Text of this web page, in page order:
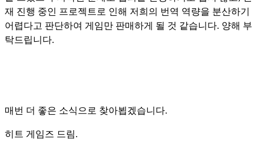
재 진행 중인 프로젝트로 인해 저희의 번역 역량을 분산하기
어렵다고 판단하여 게임만 판매하게 될 것 같습니다. 양해 부
탁드립니다.
매번 더 좋은 소식으로 찾아뵙겠습니다.
히트 게임즈 드림.